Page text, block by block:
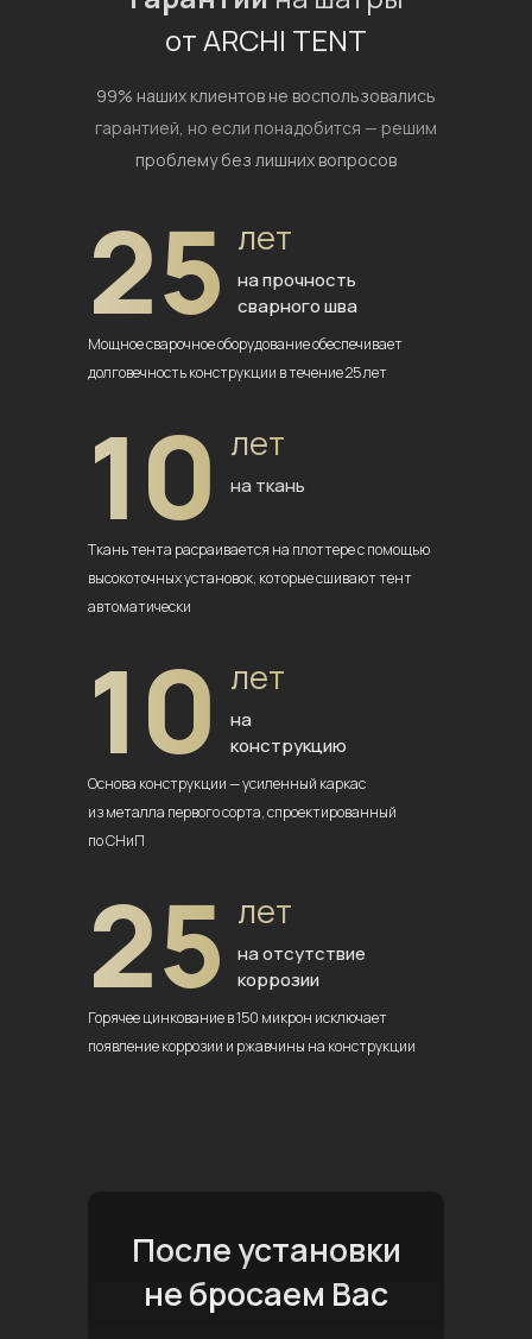
от ARCHI TENT
99% наших клиентов не воспользовались
гарантией, но если понадобится — решим
проблему без лишних вопросов
25 лет
на прочность
сварного шва
Мощное сварочное оборудованиеобеспечивает
долговечностьконструкции в течение 25 лет
10 лет
на ткань
Ткань тента расраивается на плоттерес помощью
высокоточных установок, которые сшивают тент
автоматически
10 лет
на
конструкцию
Основа конструкции — усиленный каркас
из металла первого сорта,спроектированный
по СНиП
25 лет
на отсутствие
коррозии
Горячее цинкование в 150 микрон исключает
появление коррозии и ржавчины на конструкции
После установки
не бросаем Вас